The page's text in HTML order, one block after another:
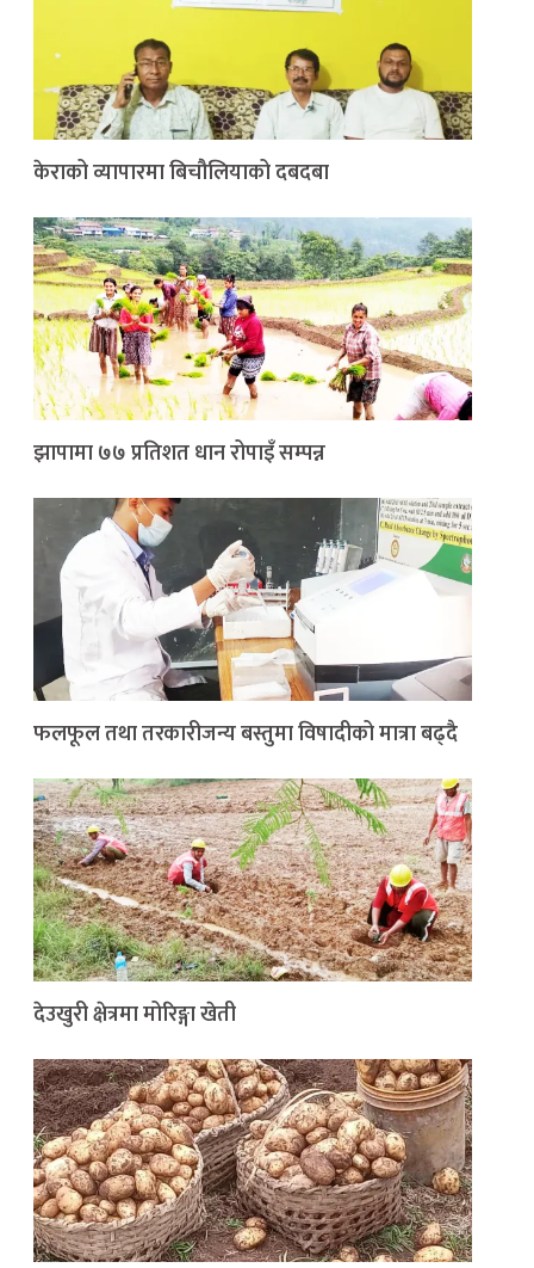
केराको व्यापारमा बिचौलियाको दबदबा
झापामा ७७ प्रतिशत धान रोपाइँ सम्पन्न
फलफूल तथा तरकारीजन्य बस्तुमा विषादीको मात्रा बढ्दै
देउखुरी क्षेत्रमा मोरिङ्गा खेती